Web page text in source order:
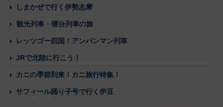
しまかぜで行く伊勢志摩
観光列車・寝台列車の旅
レッツゴー四国！アンパンマン列車
JRで北陸に行こう！
カニの季節到来！カニ旅行特集！
サフィール踊り子号で行く伊豆